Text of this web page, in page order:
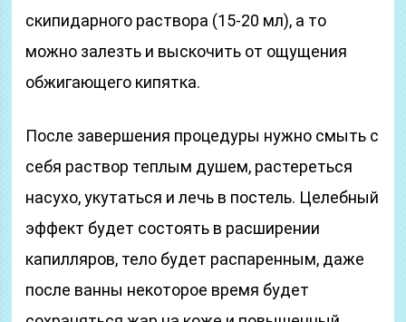
скипидарного раствора (15-20 мл), а то
можно залезть и выскочить от ощущения
обжигающего кипятка.
После завершения процедуры нужно смыть с
себя раствор теплым душем, растереться
насухо, укутаться и лечь в постель. Целебный
эффект будет состоять в расширении
капилляров, тело будет распаренным, даже
после ванны некоторое время будет